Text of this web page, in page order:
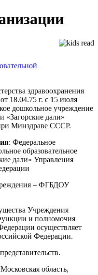
здравоохранения
18.04.75 г. с 15 июля
дошкольное учреждение
«Загорские дали»
Минздраве СССР.
: Федеральное
образовательное
дали» Управления
– ФГБДОУ
Учреждения
и полномочия
осуществляет
Федерации.
область,